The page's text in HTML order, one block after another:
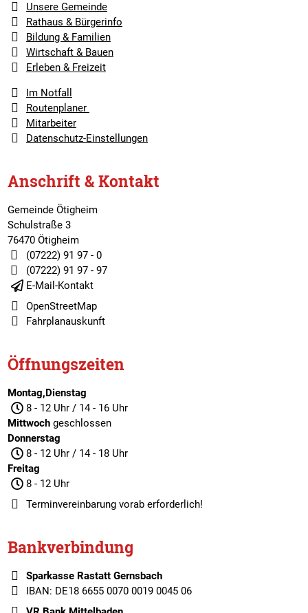
Unsere Gemeinde
Rathaus & Bürgerinfo
Bildung & Familien
Wirtschaft & Bauen
Erleben & Freizeit
Im Notfall
Routenplaner
Mitarbeiter
Datenschutz-Einstellungen
Anschrift & Kontakt
Gemeinde Ötigheim
Schulstraße 3
76470 Ötigheim
(07222) 91 97 - 0
(07222) 91 97 - 97
E-Mail-Kontakt
OpenStreetMap
Fahrplanauskunft
Öffnungszeiten
Montag,Dienstag
8 - 12 Uhr / 14 - 16 Uhr
Mittwochgeschlossen
Donnerstag
8 - 12 Uhr / 14 - 18 Uhr
Freitag
8 - 12 Uhr
Terminvereinbarungvorab erforderlich!
Bankverbindung
Sparkasse Rastatt Gernsbach
IBAN: DE18 6655 0070 0019 0045 06